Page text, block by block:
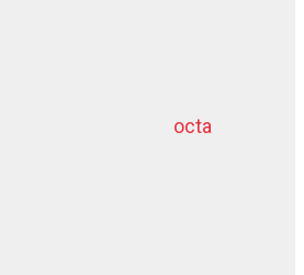
octa
dziļurbums